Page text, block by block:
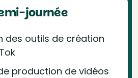
journée
des outils de création
production de vidéos